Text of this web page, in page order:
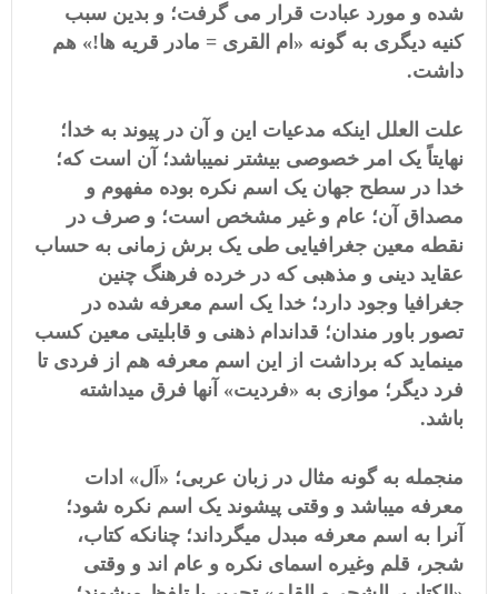
شده و مورد عبادت قرار می گرفت؛ و بدین سبب
کنیه دیگری به گونه «ام القری = مادر قریه ها!» هم
داشت.
علت العلل اینکه مدعیات این و آن در پیوند به خدا؛
نهایتاً یک امر خصوصی بیشتر نمیباشد؛ آن است که؛
خدا در سطح جهان یک اسم نکره بوده مفهوم و
مصداق آن؛ عام و غیر مشخص است؛ و صرف در
نقطه معین جغرافیایی طی یک برش زمانی به حساب
عقاید دینی و مذهبی که در خرده فرهنگ چنین
جغرافیا وجود دارد؛ خدا یک اسم معرفه شده در
تصور باور مندان؛ قداندام ذهنی و قابلیتی معین کسب
مینماید که برداشت از این اسم معرفه هم از فردی تا
فرد دیگر؛ موازی به «فردیت» آنها فرق میداشته
باشد.
منجمله به گونه مثال در زبان عربی؛ «اَل» ادات
معرفه میباشد و وقتی پیشوند یک اسم نکره شود؛
آنرا به اسم معرفه مبدل میگرداند؛ چنانکه کتاب،
شجر، قلم وغیره اسمای نکره و عام اند و وقتی